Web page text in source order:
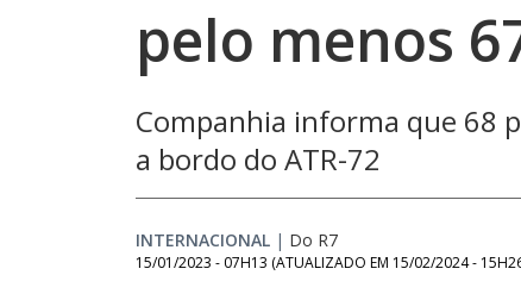
pelo menos
Companhia informa que 68
a bordo do ATR-72
INTERNACIONAL | Do R7
15/01/2023 - 07H13 (ATUALIZADO EM 15/02/2024 -